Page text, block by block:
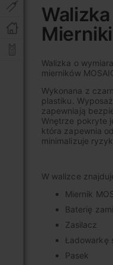
Walizka o
mierników
Wykonana z
plastiku.
zapewniają
Wnętrze pokryte
która zapewnia
minimalizuje
W walizce
Miernik
Baterię
Zasilacz
Ładowarkę
Pasek
początek
galerii